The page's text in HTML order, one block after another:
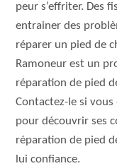
peur s’effriter. Des
entrainer des
réparer un pied de
Ramoneur est un
réparation de pied
Contactez-le si vous
pour découvrir ses
réparation de pied
lui confiance.